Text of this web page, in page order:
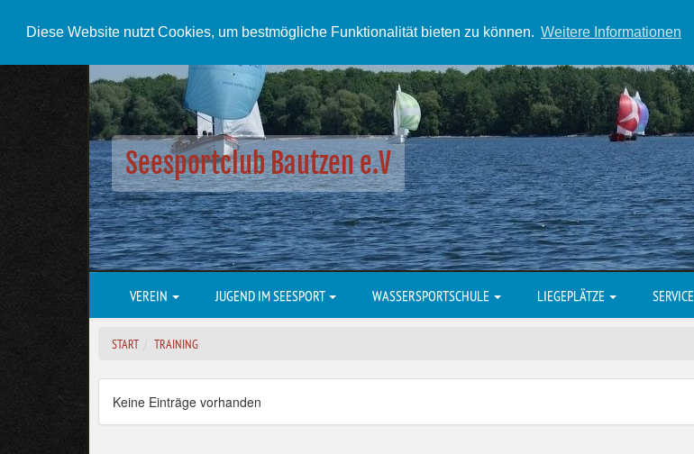
Diese Website nutzt Cookies, um bestmögliche Funktionalität bieten zu können. Weitere Informationen
Seesportclub Bautzen e.V
VEREIN JUGEND IM SEESPORT WASSERSPORTSCHULE LIEGEPLÄTZE SERVICE
START TRAINING
Keine Einträge vorhanden